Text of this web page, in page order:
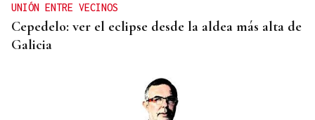
UNIÓN ENTRE VECINOS
Cepedelo: ver el eclipse desde la aldea más alta de
Galicia